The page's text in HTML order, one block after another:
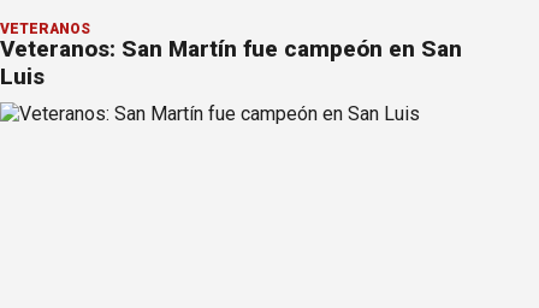
VETERANOS
Veteranos: San Martín fue campeón en San
Luis